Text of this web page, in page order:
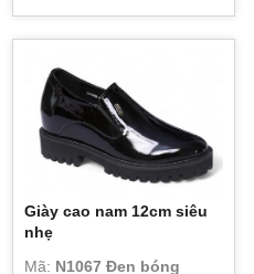
Giày cao nam 12cm siêu
nhẹ
Mã: N1067 Đen bóng